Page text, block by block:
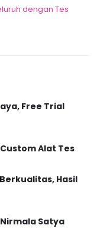
dengan Tes
Free Trial
Alat Tes
Hasil
Satya